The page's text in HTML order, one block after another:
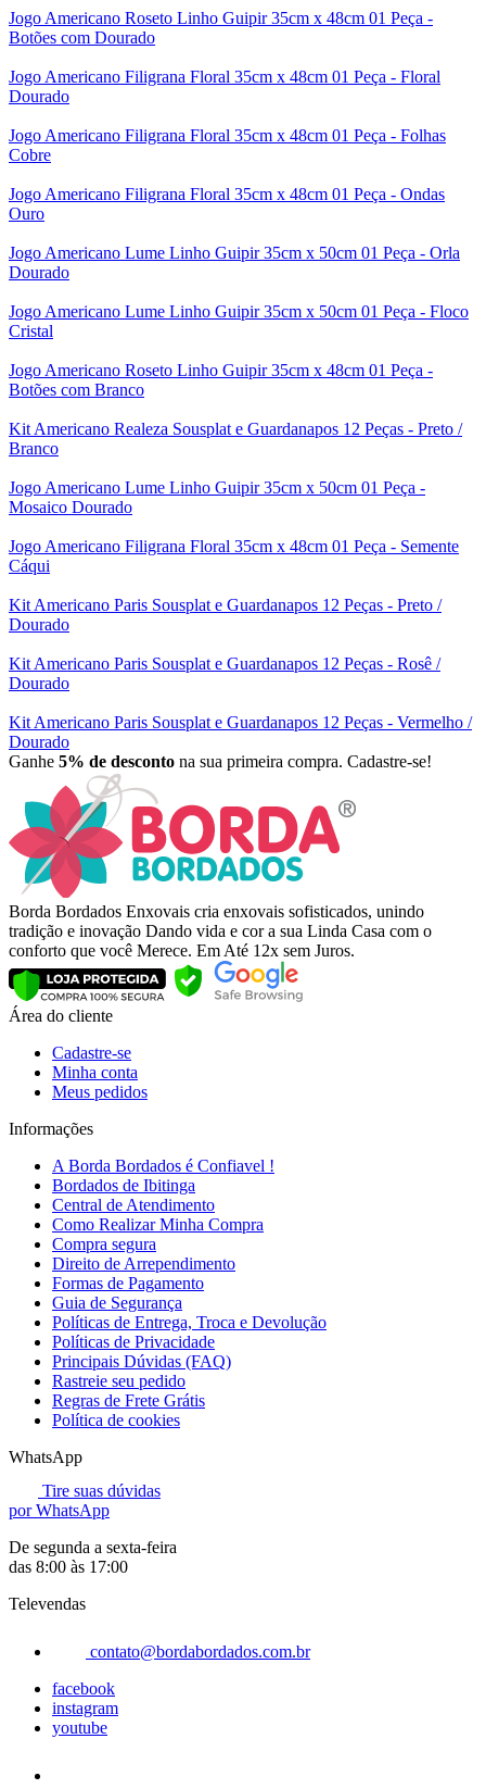
Jogo Americano Roseto Linho Guipir 35cm x 48cm 01 Peça -
Botões com Dourado
Jogo Americano Filigrana Floral 35cm x 48cm 01 Peça - Floral
Dourado
Jogo Americano Filigrana Floral 35cm x 48cm 01 Peça - Folhas
Cobre
Jogo Americano Filigrana Floral 35cm x 48cm 01 Peça - Ondas
Ouro
Jogo Americano Lume Linho Guipir 35cm x 50cm 01 Peça - Orla
Dourado
Jogo Americano Lume Linho Guipir 35cm x 50cm 01 Peça - Floco
Cristal
Jogo Americano Roseto Linho Guipir 35cm x 48cm 01 Peça -
Botões com Branco
Kit Americano Realeza Sousplat e Guardanapos 12 Peças - Preto /
Branco
Jogo Americano Lume Linho Guipir 35cm x 50cm 01 Peça -
Mosaico Dourado
Jogo Americano Filigrana Floral 35cm x 48cm 01 Peça - Semente
Cáqui
Kit Americano Paris Sousplat e Guardanapos 12 Peças - Preto /
Dourado
Kit Americano Paris Sousplat e Guardanapos 12 Peças - Rosê /
Dourado
Kit Americano Paris Sousplat e Guardanapos 12 Peças - Vermelho /
Dourado
Ganhe 5% de desconto na sua primeira compra. Cadastre-se!
Borda Bordados Enxovais cria enxovais sofisticados, unindo
tradição e inovação Dando vida e cor a sua Linda Casa com o
conforto que você Merece. Em Até 12x sem Juros.
Área do cliente
Cadastre-se
Minha conta
Meus pedidos
Informações
A Borda Bordados é Confiavel !
Bordados de Ibitinga
Central de Atendimento
Como Realizar Minha Compra
Compra segura
Direito de Arrependimento
Formas de Pagamento
Guia de Segurança
Políticas de Entrega, Troca e Devolução
Políticas de Privacidade
Principais Dúvidas (FAQ)
Rastreie seu pedido
Regras de Frete Grátis
Política de cookies
WhatsApp
Tire suas dúvidas
por WhatsApp
De segunda a sexta-feira
das 8:00 às 17:00
Televendas
contato@bordabordados.com.br
facebook
instagram
youtube